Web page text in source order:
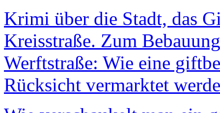
Krimi über die Stadt, das
Kreisstraße. Zum
Werftstraße: Wie eine
Rücksicht vermarktet